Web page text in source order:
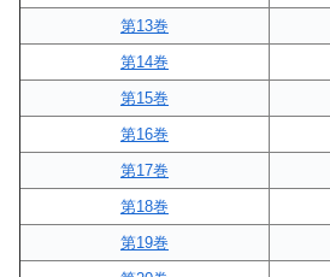
第13巻
第14巻
第15巻
第16巻
第17巻
第18巻
第19巻